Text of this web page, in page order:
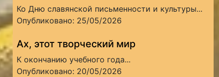
Ко Дню славянской письменности и культуры...
Опубликовано: 25/05/2026
Ах, этот творческий мир
К окончанию учебного года...
Опубликовано: 20/05/2026